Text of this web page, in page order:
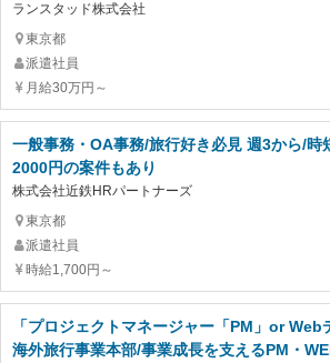
ランスタッド株式会社
東京都
派遣社員
月給30万円～
一般事務・OA事務/旅行好き必見 週3から/時
2000円の案件もあり
株式会社近鉄HRパートナーズ
東京都
派遣社員
時給1,700円～
「プロジェクトマネージャー「PM」or Web
海外旅行事業本部/事業成長を支えるPM・